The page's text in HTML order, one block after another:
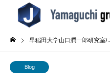
早稲田大学山口潤一郎研究室/
Blog